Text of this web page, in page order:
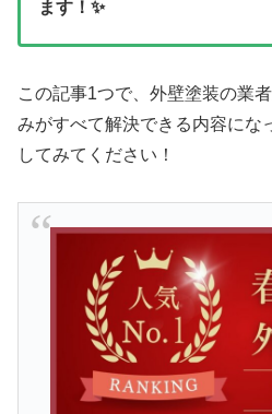
ます！✨
この記事1つで、外壁塗装の業
みがすべて解決できる内容にな
してみてください！